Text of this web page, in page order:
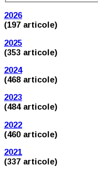
2026
(197 articole)
2025
(353 articole)
2024
(468 articole)
2023
(484 articole)
2022
(460 articole)
2021
(337 articole)